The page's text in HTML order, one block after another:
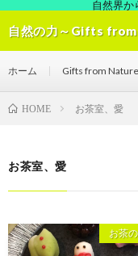
自然界か
自然の力～Gifts
ホーム Gifts from
HOME お茶室、愛
お茶室、愛
お茶